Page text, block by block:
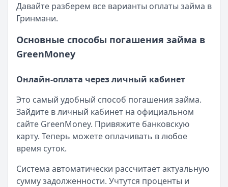
Давайте разберем все варианты оплаты займа в
Гринмани.
Основные способы погашения займа в
GreenMoney
Онлайн-оплата через личный кабинет
Это самый удобный способ погашения займа.
Зайдите в личный кабинет на официальном
сайте GreenMoney. Привяжите банковскую
карту. Теперь можете оплачивать в любое
время суток.
Система автоматически рассчитает актуальную
сумму задолженности. Учтутся проценты и